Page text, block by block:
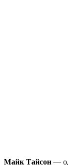
Майк Тайсон —